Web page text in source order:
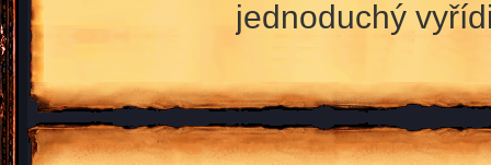
jednoduchý